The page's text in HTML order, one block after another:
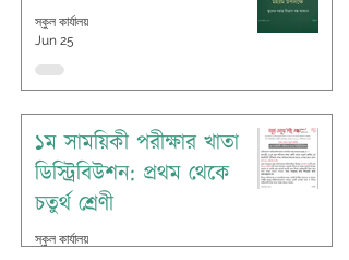
স্কুল কার্যালয়
Jun 25
১ম সাময়িকী পরীক্ষার খাতা
ডিস্ট্রিবিউশন: প্রথম থেকে
চতুর্থ শ্রেণী
স্কুল কার্যালয়